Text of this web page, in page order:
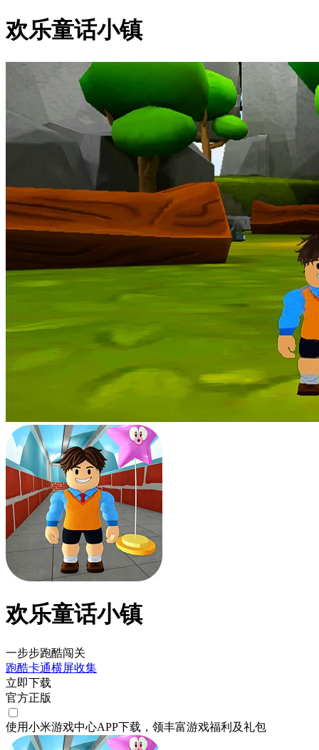
欢乐童话小镇
欢乐童话小镇
一步步跑酷闯关
跑酷卡通横屏收集
立即下载
官方正版
使用小米游戏中心APP下载 ，领丰富游戏福利 及礼包